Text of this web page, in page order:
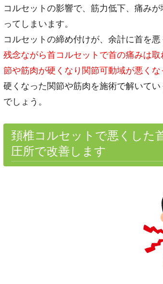
コルセットの影響で、筋力低下、痛み
ってしまいます。
コルセットの締め付けが、余計に首を
残念ながら首コルセットで首の痛みは
節や筋肉が硬くなり関節可動域が悪くな
硬くなった関節や筋肉を施術で解いて
でしょう。
頚椎コルセットで悪くした
圧所で改善します